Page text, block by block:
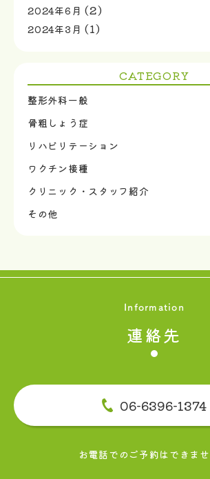
2024年6月 (2)
2024年3月 (1)
CATEGORY
整形外科一般
骨粗しょう症
リハビリテーション
ワクチン接種
クリニック・スタッフ紹介
その他
Information
連絡先
06-6396-1374
お電話でのご予約はできませ